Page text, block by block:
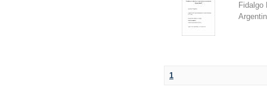
Fidalgo
1